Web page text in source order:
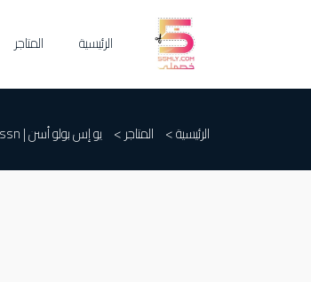
الرئيسية المتاجر
الرئيسية > المتاجر > يو إس بولو أسن | U.S. Polo Assn.